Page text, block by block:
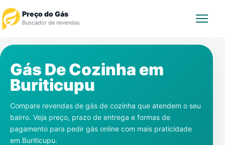
Preço do Gás
Buscador de revendas
Revendedor
Notícias
Cadastre-se
Gás De Cozinha em
Buriticupu
Compare revendas de gás de cozinha que atendem o seu
bairro. Veja preço, prazo de entrega e formas de
pagamento para pedir gás online com mais praticidade
em Buriticupu.